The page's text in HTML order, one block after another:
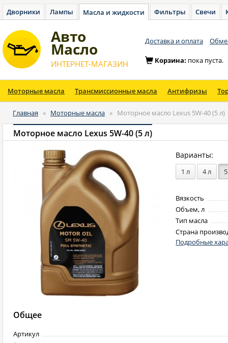
Дворники Лампы Масла и жидкости Фильтры Свечи
Авто
Масло
ИНТЕРНЕТ-МАГАЗИН
Доставка и оплата
Корзина: пока пуста.
Моторные масла Трансмиссионные масла Антифризы
Главная » Моторные масла » Моторное масло Lexus 5W-40 (5 л)
Моторное масло Lexus 5W-40 (5 л)
Варианты:
1 л 4 л
Вязкость
Объем, л
Тип масла
Страна
Подробные
Общее
Артикул